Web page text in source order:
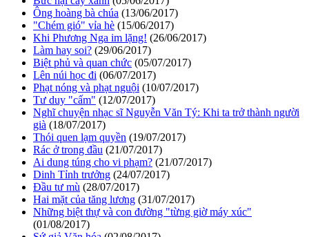
Ông hoàng bà chúa (13/06/2017)
"Chém gió" vỉa hè (15/06/2017)
Khi Phương Nga im lặng! (26/06/2017)
Làm hay soi? (29/06/2017)
Biệt phủ và quan chức (05/07/2017)
Lên núi học đi (06/07/2017)
Phạt nóng và phạt nguội (10/07/2017)
Tư duy "cấm" (12/07/2017)
Nghĩ chuyện nhạc sĩ Nguyễn Văn Tý: Khi ta trở thành người
già (18/07/2017)
Thói quen lạm quyền (19/07/2017)
Rác ở trong đầu (21/07/2017)
Ai dung túng cho vi phạm? (21/07/2017)
Dinh Tỉnh trưởng (24/07/2017)
Đầu tư mù (28/07/2017)
Hai mặt của tăng lương (31/07/2017)
Những biệt thự và con đường "từng giờ máy xúc"
(01/08/2017)